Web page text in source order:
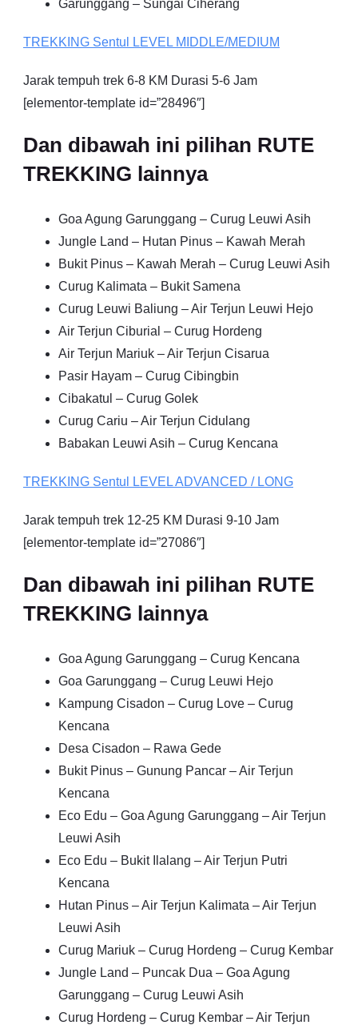
Garunggang – Sungai Ciherang
TREKKING Sentul LEVEL MIDDLE/MEDIUM
Jarak tempuh trek 6-8 KM Durasi 5-6 Jam
[elementor-template id=”28496″]
Dan dibawah ini pilihan RUTE
TREKKING lainnya
Goa Agung Garunggang – Curug Leuwi Asih
Jungle Land – Hutan Pinus – Kawah Merah
Bukit Pinus – Kawah Merah – Curug Leuwi Asih
Curug Kalimata – Bukit Samena
Curug Leuwi Baliung – Air Terjun Leuwi Hejo
Air Terjun Ciburial – Curug Hordeng
Air Terjun Mariuk – Air Terjun Cisarua
Pasir Hayam – Curug Cibingbin
Cibakatul – Curug Golek
Curug Cariu – Air Terjun Cidulang
Babakan Leuwi Asih – Curug Kencana
TREKKING Sentul LEVEL ADVANCED / LONG
Jarak tempuh trek 12-25 KM Durasi 9-10 Jam
[elementor-template id=”27086″]
Dan dibawah ini pilihan RUTE
TREKKING lainnya
Goa Agung Garunggang – Curug Kencana
Goa Garunggang – Curug Leuwi Hejo
Kampung Cisadon – Curug Love – Curug
Kencana
Desa Cisadon – Rawa Gede
Bukit Pinus – Gunung Pancar – Air Terjun
Kencana
Eco Edu – Goa Agung Garunggang – Air Terjun
Leuwi Asih
Eco Edu – Bukit Ilalang – Air Terjun Putri
Kencana
Hutan Pinus – Air Terjun Kalimata – Air Terjun
Leuwi Asih
Curug Mariuk – Curug Hordeng – Curug Kembar
Jungle Land – Puncak Dua – Goa Agung
Garunggang – Curug Leuwi Asih
Curug Hordeng – Curug Kembar – Air Terjun